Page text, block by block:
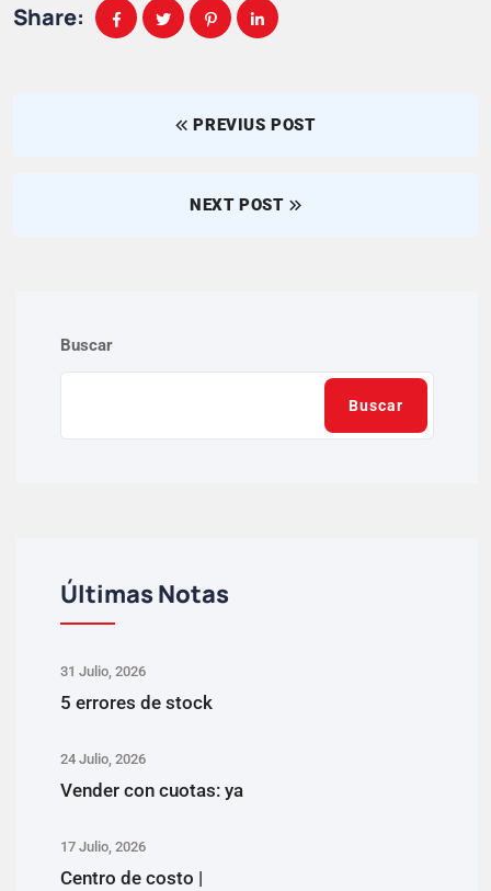
Share:
PREVIUS POST
NEXT POST
Buscar
Buscar
Últimas Notas
31 Julio, 2026
5 errores de stock
24 Julio, 2026
Vender con cuotas: ya
17 Julio, 2026
Centro de costo |